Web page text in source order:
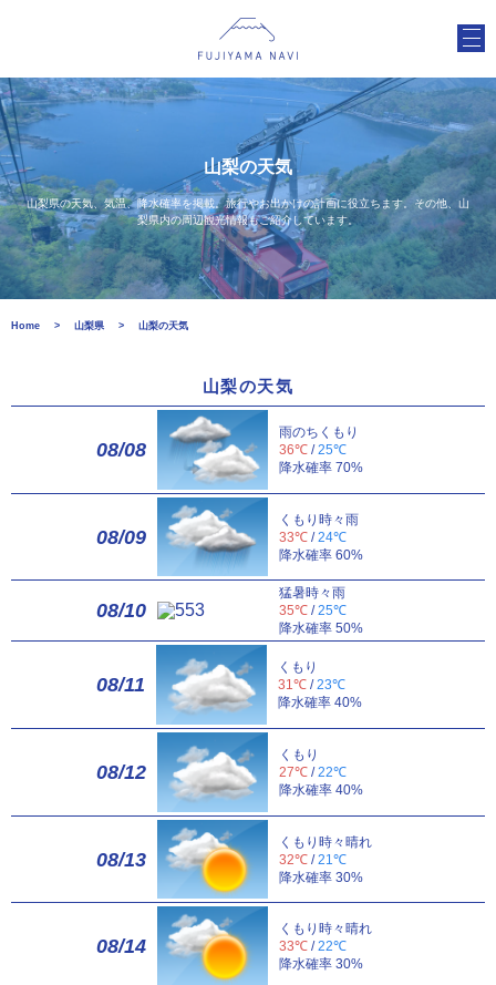
山梨の天気
山梨県の天気、気温、降水確率を掲載。旅行やお出かけの計画に役立ちます。その他、山
梨県内の周辺観光情報もご紹介しています。
Home 山梨県 山梨の天気
山梨の天気
08/08
雨のちくもり
36℃ /25℃
降水確率 70%
08/09
くもり時々雨
33℃ /24℃
降水確率 60%
08/10
猛暑時々雨
35℃ /25℃
降水確率 50%
08/11
くもり
31℃ /23℃
降水確率 40%
08/12
くもり
27℃ /22℃
降水確率 40%
08/13
くもり時々晴れ
32℃ /21℃
降水確率 30%
08/14
くもり時々晴れ
33℃ /22℃
降水確率 30%